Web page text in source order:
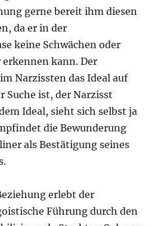
gerne bereit ihm diesen
da er in der
keine Schwächen oder
kann. Der
Narzissten das Ideal auf
Suche ist, der Narzisst
Ideal, sieht sich selbst ja
die Bewunderung
als Bestätigung seines
erlebt der
Führung durch den